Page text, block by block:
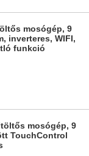
mosógép, 9
inverteres, WIFI,
funkció
mosógép, 9
TouchControl